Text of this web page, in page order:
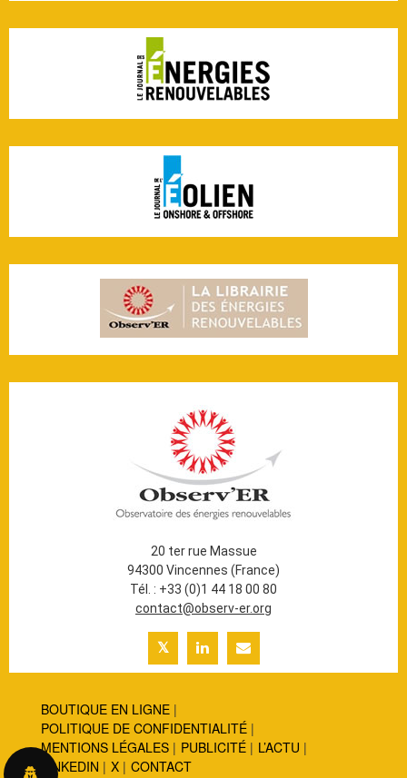
20 ter rue Massue
94300 Vincennes (France)
Tél. : +33 (0)1 44 18 00 80
contact@observ-er.org
BOUTIQUE EN LIGNE
POLITIQUE DE CONFIDENTIALITÉ
MENTIONS LÉGALES
PUBLICITÉ
L’ACTU
LINKEDIN
X CONTACT